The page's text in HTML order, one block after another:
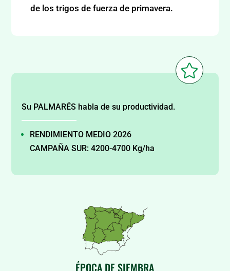
de los trigos de fuerza de primavera.

Su PALMARÉS habla de su productividad.
RENDIMIENTO MEDIO 2026
CAMPAÑA SUR: 4200-4700 Kg/ha
ÉPOCA DE SIEMBRA